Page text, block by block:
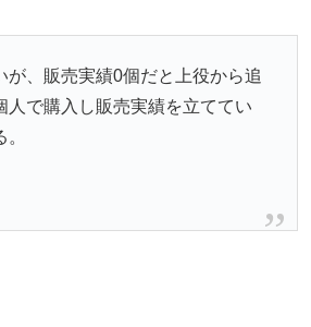
が、販売実績0個だと上役から追
人で購入し販売実績を立ててい